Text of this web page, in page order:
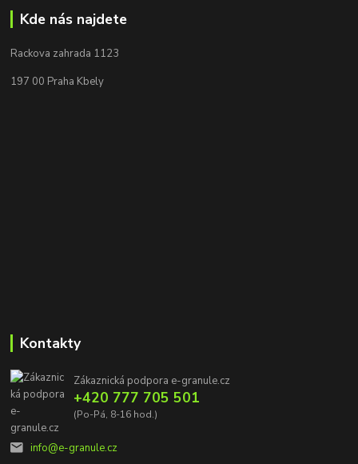
Kde nás najdete
Rackova zahrada 1123
197 00 Praha Kbely
Kontakty
Zákaznická podpora e-granule.cz
+420 777 705 501
(Po-Pá, 8-16 hod.)
info@e-granule.cz